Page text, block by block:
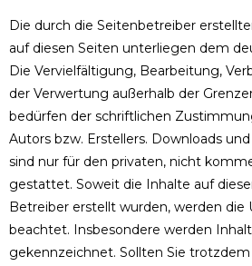
Die durch die Seitenbetreiber
auf diesen Seiten unterliegen dem
Die Vervielfältigung, Bearbeitung,
der Verwertung außerhalb der
bedürfen der schriftlichen
Autors bzw. Erstellers. Downloads
sind nur für den privaten, nicht
gestattet. Soweit die Inhalte auf
Betreiber erstellt wurden, werden
beachtet. Insbesondere werden
gekennzeichnet. Sollten Sie